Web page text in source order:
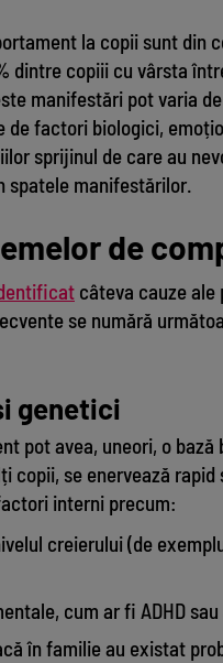
la copii sunt din
dintre copiii cu vârsta
manifestări pot varia
factori biologici,
sprijinul de care au
spatele manifestărilor.
de
câteva cauze
se numără
genetici
pot avea, uneori, o
copii, se enervează
interni precum:
creierului (de
cum ar fi ADHD
în familie au existat